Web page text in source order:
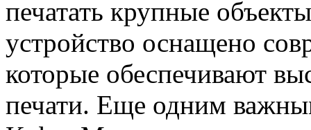
печатать крупные
устройство оснащено
которые обеспечивают
печати. Еще одним